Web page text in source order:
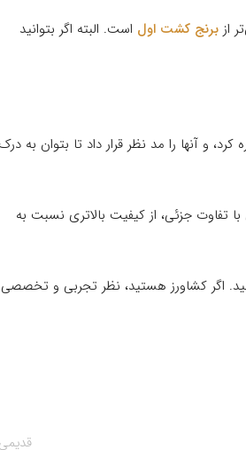
از برنج کشت اول است. البته اگر بتوانید
محصولات اشاره کرد، و آنها را مد نظر قرار داد تا بتوان به
تفاوت جزئی، از کیفیت بالاتری نسبت به
اگر کشاورز هستید، نظر تجربی و تخصصی